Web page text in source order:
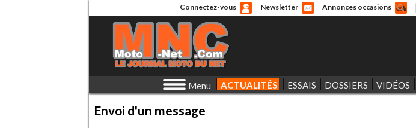
Connectez-vous Newsletter Annonces occasions
Menu ACTUALITÉS ESSAIS DOSSIERS VIDÉOS
Envoi d'un message